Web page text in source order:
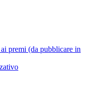
premi (da pubblicare in